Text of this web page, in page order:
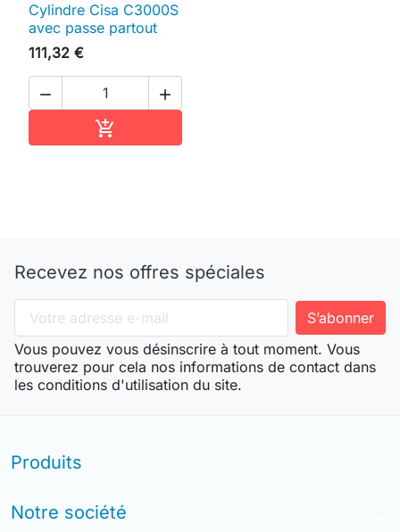
Cylindre Cisa C3000S
avec passe partout
111,32 €
 

Recevez nos offres spéciales
Vous pouvez vous désinscrire à tout moment. Vous
trouverez pour cela nos informations de contact dans
les conditions d'utilisation du site.
Produits
Notre société